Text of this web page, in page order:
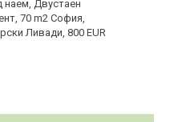
наем, Двустаен
70 m2 София,
Ливади, 800 EUR